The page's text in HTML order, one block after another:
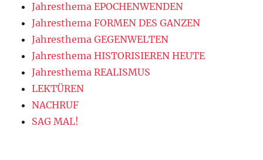
Jahresthema EPOCHENWENDEN
Jahresthema FORMEN DES GANZEN
Jahresthema GEGENWELTEN
Jahresthema HISTORISIEREN HEUTE
Jahresthema REALISMUS
LEKTÜREN
NACHRUF
SAG MAL!